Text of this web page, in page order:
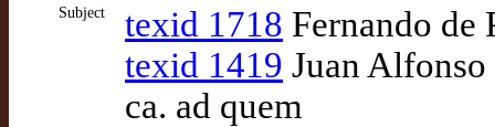
Subject texid 1718 Fernando de
texid 1419 Juan
ca. ad quem